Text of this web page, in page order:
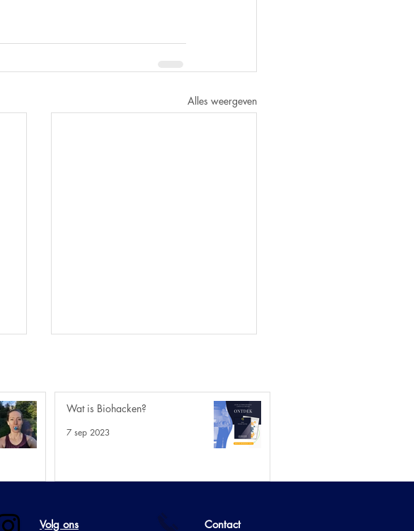
Alles weergeven
gewicht.
Wat is Biohacken?
7 sep 2023
Volg ons Contact